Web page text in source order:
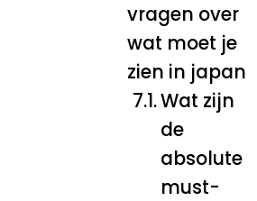
vragen over
wat moet je
zien in japan
Wat zijn
de
absolute
must-